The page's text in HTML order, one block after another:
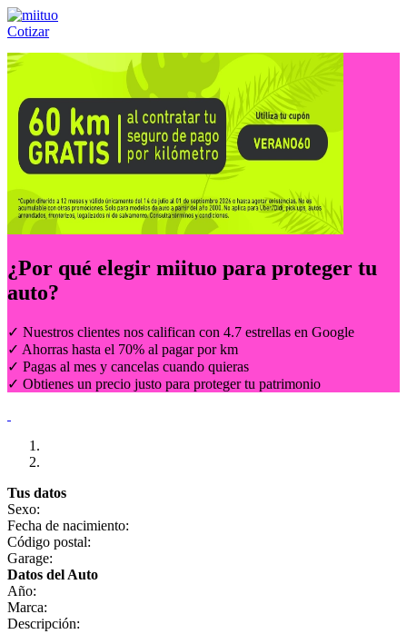
Cotizar
Llámanos al:(55) 84-21-05-00 ó
¿Por qué elegir miituo para proteger tu
auto?
✓ Nuestros clientes nos califican con 4.7 estrellas en Google
✓ Ahorras hasta el 70% al pagar por km
✓ Pagas al mes y cancelas cuando quieras
✓ Obtienes un precio justo para proteger tu patrimonio
Tus datos
Sexo:
Fecha de nacimiento:
Código postal:
Garage:
Datos del Auto
Año:
Marca:
Descripción: